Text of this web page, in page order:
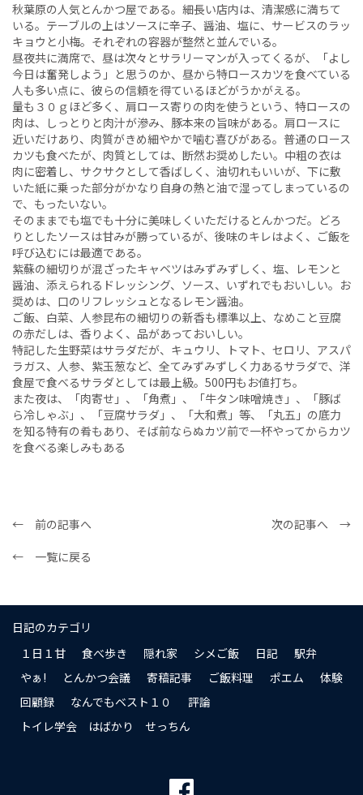
秋葉原の人気とんかつ屋である。細長い店内は、清潔感に満ちて
いる。テーブルの上はソースに辛子、醤油、塩に、サービスのラッ
キョウと小梅。それぞれの容器が整然と並んでいる。
昼夜共に満席で、昼は次々とサラリーマンが入ってくるが、「よし
今日は奮発しよう」と思うのか、昼から特ロースカツを食べている
人も多い点に、彼らの信頼を得ているほどがうかがえる。
量も３０ｇほど多く、肩ロース寄りの肉を使うという、特ロースの
肉は、しっとりと肉汁が滲み、豚本来の旨味がある。肩ロースに
近いだけあり、肉質がきめ細やかで噛む喜びがある。普通のロース
カツも食べたが、肉質としては、断然お奨めしたい。中粗の衣は
肉に密着し、サクサクとして香ばしく、油切れもいいが、下に敷
いた紙に乗った部分がかなり自身の熱と油で湿ってしまっているの
で、もったいない。
そのままでも塩でも十分に美味しくいただけるとんかつだ。どろ
りとしたソースは甘みが勝っているが、後味のキレはよく、ご飯を
呼び込むには最適である。
紫蘇の細切りが混ざったキャベツはみずみずしく、塩、レモンと
醤油、添えられるドレッシング、ソース、いずれでもおいしい。お
奨めは、口のリフレッシュとなるレモン醤油。
ご飯、白菜、人参昆布の細切りの新香も標準以上、なめこと豆腐
の赤だしは、香りよく、品があっておいしい。
特記した生野菜はサラダだが、キュウリ、トマト、セロリ、アスパ
ラガス、人参、紫玉葱など、全てみずみずしく力あるサラダで、洋
食屋で食べるサラダとしては最上級。500円もお値打ち。
また夜は、「肉寄せ」、「角煮」、「牛タン味噌焼き」、「豚ば
ら冷しゃぶ」、「豆腐サラダ」、「大和煮」等、「丸五」の底力
を知る特有の肴もあり、そば前ならぬカツ前で一杯やってからカツ
を食べる楽しみもある
← 前の記事へ
次の記事へ →
← 一覧に戻る
日記のカテゴリ
１日１甘
食べ歩き 隠れ家 シメご飯 日記
駅弁
やぁ!
とんかつ会議 寄稿記事 ご飯料理 ポエム
体験
回顧録
なんでもベスト１０
評論
トイレ学会 はばかり せっちん